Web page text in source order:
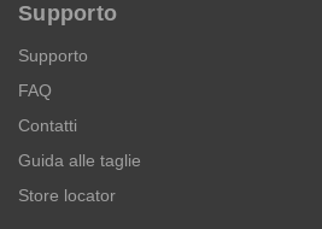
Supporto
Supporto
FAQ
Contatti
Guida alle taglie
Store locator